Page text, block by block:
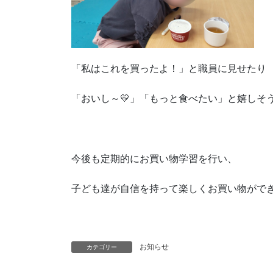
「私はこれを買ったよ！」と職員に見せたり
「おいし～💛」「もっと食べたい」と嬉しそ
今後も定期的にお買い物学習を行い、
子ども達が自信を持って楽しくお買い物がで
カテゴリー お知らせ